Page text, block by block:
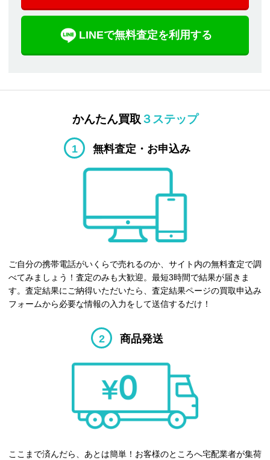
LINEで無料査定を利用する
かんたん買取 ３ステップ
1 無料査定・お申込み
ご自分の携帯電話がいくらで売れるのか、サイト内の無料査定で調
べてみましょう！査定のみも大歓迎。最短3時間で結果が届きま
す。査定結果にご納得いただいたら、査定結果ページの買取申込み
フォームから必要な情報の入力をして送信するだけ！
2 商品発送
ここまで済んだら、あとは簡単！お客様のところへ宅配業者が集荷